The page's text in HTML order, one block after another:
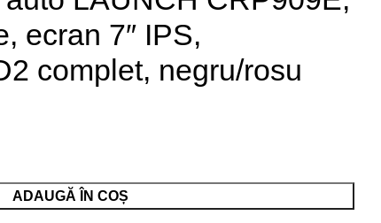
ecran 7″ IPS,
complet, negru/rosu
ADAUGĂ ÎN COȘ